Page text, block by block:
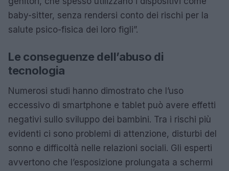
baby-sitter, senza rendersi conto dei rischi per la
salute psico-fisica dei loro figli”.
Le conseguenze dell’abuso di
tecnologia
Numerosi studi hanno dimostrato che l’uso
eccessivo di smartphone e tablet può avere effetti
negativi sullo sviluppo dei bambini. Tra i rischi più
evidenti ci sono problemi di attenzione, disturbi del
sonno e difficoltà nelle relazioni sociali. Gli esperti
avvertono che l’esposizione prolungata a schermi